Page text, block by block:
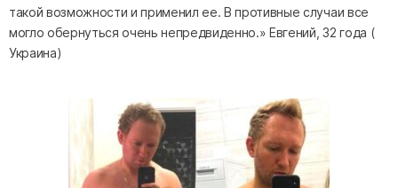
такой возможности и применил ее. В противные случаи все
могло обернуться очень непредвиденно.» Евгений, 32 года (
Украина)